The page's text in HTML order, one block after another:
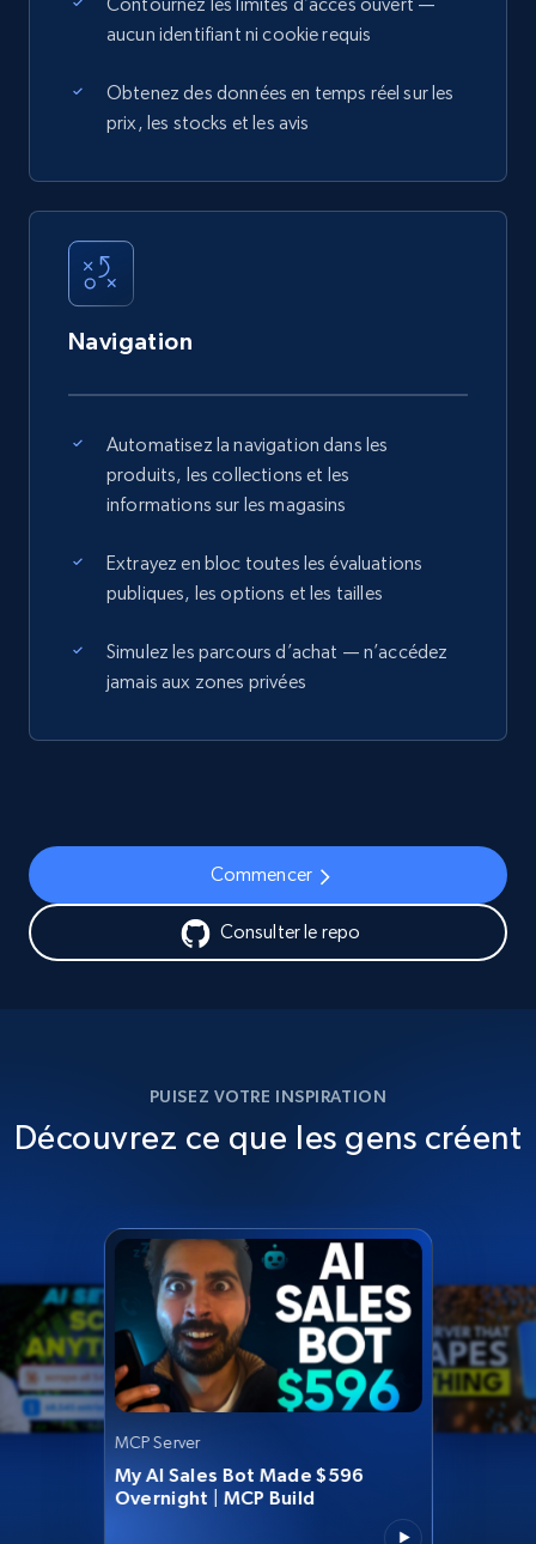
Contournez les limites d’accès ouvert —
aucun identifiant ni cookie requis
Obtenez des données en temps réel sur les
prix, les stocks et les avis
Navigation
Automatisez la navigation dans les
produits, les collections et les
informations sur les magasins
Extrayez en bloc toutes les évaluations
publiques, les options et les tailles
Simulez les parcours d’achat — n’accédez
jamais aux zones privées
Commencer
Consulter le repo
PUISEZ VOTRE INSPIRATION
Découvrez ce que les gens créent
MCP Server
My AI Sales Bot Made $596
Overnight | MCP Build